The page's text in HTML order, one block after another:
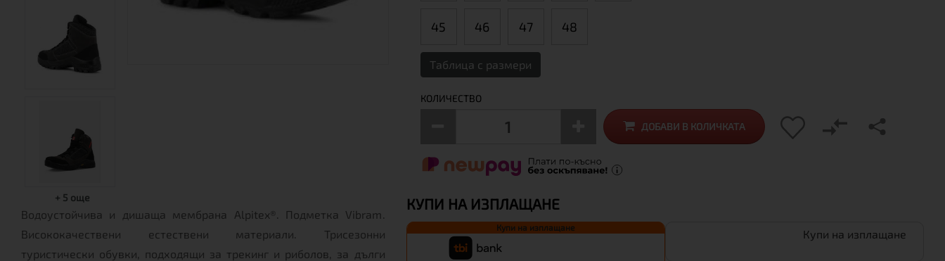
+ 5 още
Водоустойчива и дишаща мембрана Alpitex®. Подметка Vibram.
Висококачествени естествени материали. Трисезонни
туристически обувки, подходящи за трекинг и риболов, за дълги
45 46 47 48
Таблица с размери
КОЛИЧЕСТВО
ДОБАВИ В КОЛИЧКАТА
КУПИ НА ИЗПЛАЩАНЕ
Купи на изплащане Купи на изплащане